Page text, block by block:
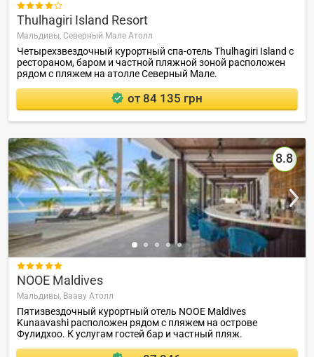

Thulhagiri Island Resort
Мальдивы, Северный Мале Атолл
Четырехзвездочный курортный спа-отель Thulhagiri Island с
рестораном, баром и частной пляжной зоной расположен
рядом с пляжем на атолле Северный Мале.
от 84 135 грн
8.8

NOOE Maldives
Мальдивы, Вааву Атолл
Пятизвездочный курортный отель NOOE Maldives
Kunaavashi расположен рядом с пляжем на острове
Фулидхоо. К услугам гостей бар и частный пляж.